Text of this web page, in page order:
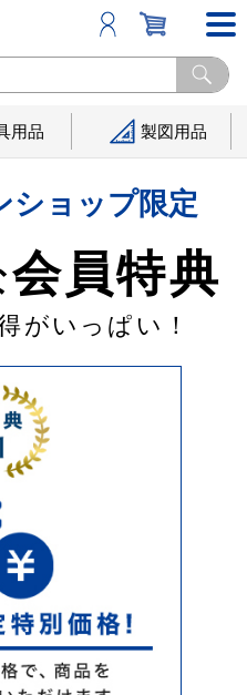
用品 製図用品
ショップ限定
会員特典
がいっぱい！